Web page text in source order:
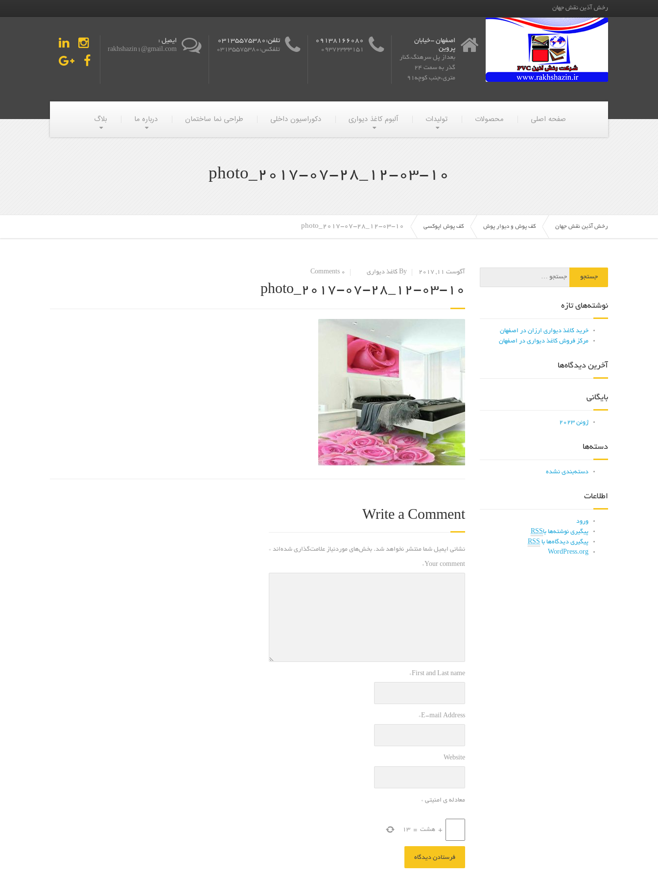
رخش آذین نقش جهان
اصفهان -خیابان
پروین
بعداز پل سرهنگ،کنار
گذر به سمت 24
متری،جنب کوچه91
09138166080
09372333151
تلفن:03135575380
تلفکس:03135575380
ایمیل :
rakhshazin1@gmail.com
صفحه اصلی محصولات تولیدات آلبوم کاغذ دیواری دکوراسیون داخلی طراحی نما ساختمان درباره ما بلاگ
photo_2017-07-28_12-03-10
رخش آذین نقش جهان کف پوش و دیوار پوش کف پوش اپوکسی photo_2017-07-28_12-03-10
آگوست 11, 2017 By کاغذ دیواری 0 Comments
photo_2017-07-28_12-03-10
Write a Comment
نشانی ایمیل شما منتشر نخواهد شد. بخش‌های موردنیاز علامت‌گذاری شده‌اند *
Your comment
*
First and Last name
*
E-mail Address
*
Website
معادله ی امنیتی *
+ هشت =
13
نوشته‌های تازه
خرید کاغذ دیواری ارزان در اصفهان
مرکز فروش کاغذ دیواری در اصفهان
آخرین دیدگاه‌ها
بایگانی
ژوئن 2023
دسته‌ها
دسته‌بندی نشده
اطلاعات
ورود
پیگیری نوشته‌ها باRSS
پیگیری دیدگاه‌ها با RSS
WordPress.org